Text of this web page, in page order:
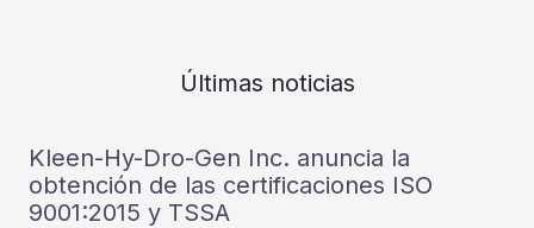
Últimas noticias
Kleen-Hy-Dro-Gen Inc. anuncia la
obtención de las certificaciones ISO
9001:2015 y TSSA